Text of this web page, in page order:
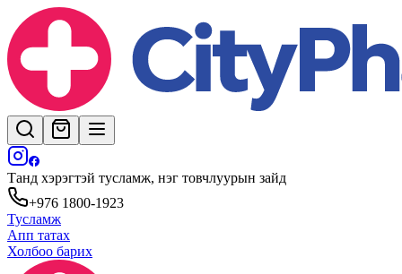
Танд хэрэгтэй тусламж, нэг товчлуурын зайд
+976 1800-1923
Тусламж
Апп татах
Холбоо барих